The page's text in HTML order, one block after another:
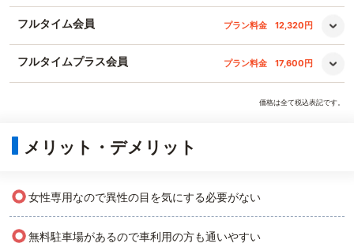
フルタイム会員 プラン料金 12,320円
フルタイムプラス会員 プラン料金 17,600円
価格は全て税込表記です。
メリット・デメリット
○女性専用なので異性の目を気にする必要がない
○無料駐車場があるので車利用の方も通いやすい